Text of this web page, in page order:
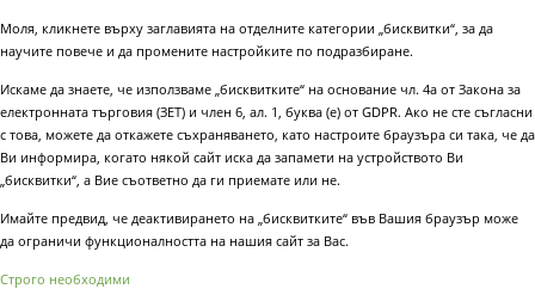
Моля, кликнете върху заглавията на отделните категории „бисквитки“, за да
научите повече и да промените настройките по подразбиране.
Искаме да знаете, че използваме „бисквитките“ на основание чл. 4а от Закона за
електронната търговия (ЗЕТ) и член 6, ал. 1, буква (е) от GDPR. Ако не сте съгласни
с това, можете да откажете съхраняването, като настроите браузъра си така, че да
Ви информира, когато някой сайт иска да запамети на устройството Ви
„бисквитки“, а Вие съответно да ги приемате или не.
Имайте предвид, че деактивирането на „бисквитките“ във Вашия браузър може
да ограничи функционалността на нашия сайт за Вас.
Строго необходими